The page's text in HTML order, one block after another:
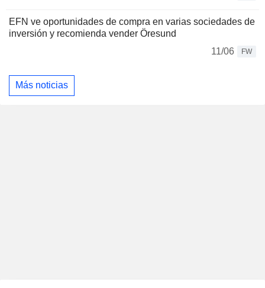
EFN ve oportunidades de compra en varias sociedades de
inversión y recomienda vender Öresund
11/06
FW
Más noticias